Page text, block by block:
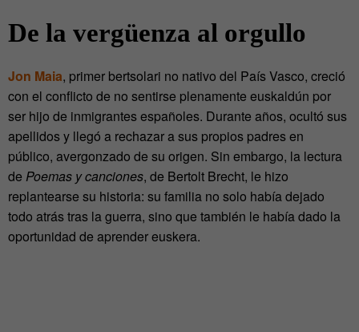
De la vergüenza al orgullo
Jon Maia, primer bertsolari no nativo del País Vasco, creció
con el conflicto de no sentirse plenamente euskaldún por
ser hijo de inmigrantes españoles. Durante años, ocultó sus
apellidos y llegó a rechazar a sus propios padres en
público, avergonzado de su origen. Sin embargo, la lectura
de Poemas y canciones, de Bertolt Brecht, le hizo
replantearse su historia: su familia no solo había dejado
todo atrás tras la guerra, sino que también le había dado la
oportunidad de aprender euskera.